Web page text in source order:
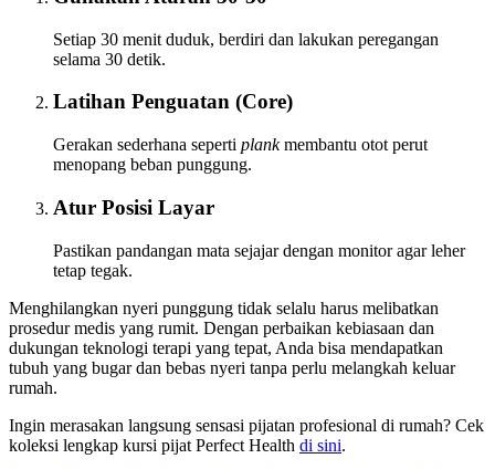
Setiap 30 menit duduk, berdiri dan lakukan peregangan
selama 30 detik.
Latihan Penguatan (Core)
Gerakan sederhana seperti plankmembantu otot perut
menopang beban punggung.
Atur Posisi Layar
Pastikan pandangan mata sejajar dengan monitor agar leher
tetap tegak.
Menghilangkan nyeri punggung tidak selalu harus melibatkan
prosedur medis yang rumit. Dengan perbaikan kebiasaan dan
dukungan teknologi terapi yang tepat, Anda bisa mendapatkan
tubuh yang bugar dan bebas nyeri tanpa perlu melangkah keluar
rumah.
Ingin merasakan langsung sensasi pijatan profesional di rumah? Cek
koleksi lengkap kursi pijat Perfect Health di sini.